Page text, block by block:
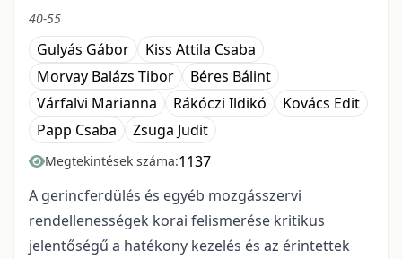
40-55
Gulyás Gábor
Kiss Attila Csaba
Morvay Balázs Tibor
Béres Bálint
Várfalvi Marianna
Rákóczi Ildikó
Kovács Edit
Papp Csaba
Zsuga Judit
Megtekintések száma:1137
A gerincferdülés és egyéb mozgásszervi
rendellenességek korai felismerése kritikus
jelentőségű a hatékony kezelés és az érintettek